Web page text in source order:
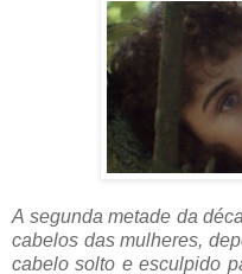
A segunda metade da
cabelos das mulheres,
cabelo solto e esculpido